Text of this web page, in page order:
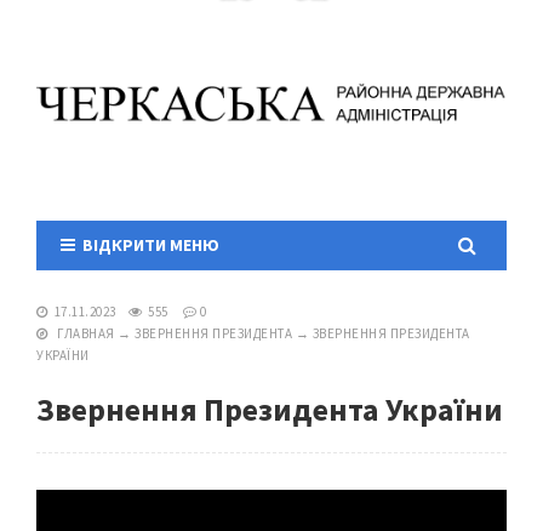
ВІДКРИТИ МЕНЮ
17.11.2023 555
0
ГЛАВНАЯ → ЗВЕРНЕННЯ ПРЕЗИДЕНТА → ЗВЕРНЕННЯ ПРЕЗИДЕНТА
УКРАЇНИ
Звернення Президента України